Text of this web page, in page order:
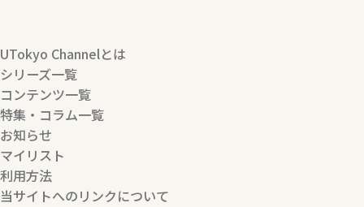
UTokyo Channelとは
シリーズ一覧
コンテンツ一覧
特集・コラム一覧
お知らせ
マイリスト
利用方法
当サイトへのリンクについて